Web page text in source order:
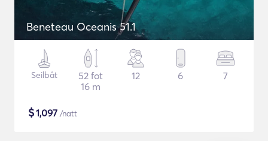
Beneteau Oceanis 51.1
Seilbåt
52 fot
16 m
12 6 7
$1,097 /natt